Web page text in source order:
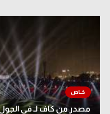
كرة طائرة
الوطن العربي
مصدر من كاف لـ في